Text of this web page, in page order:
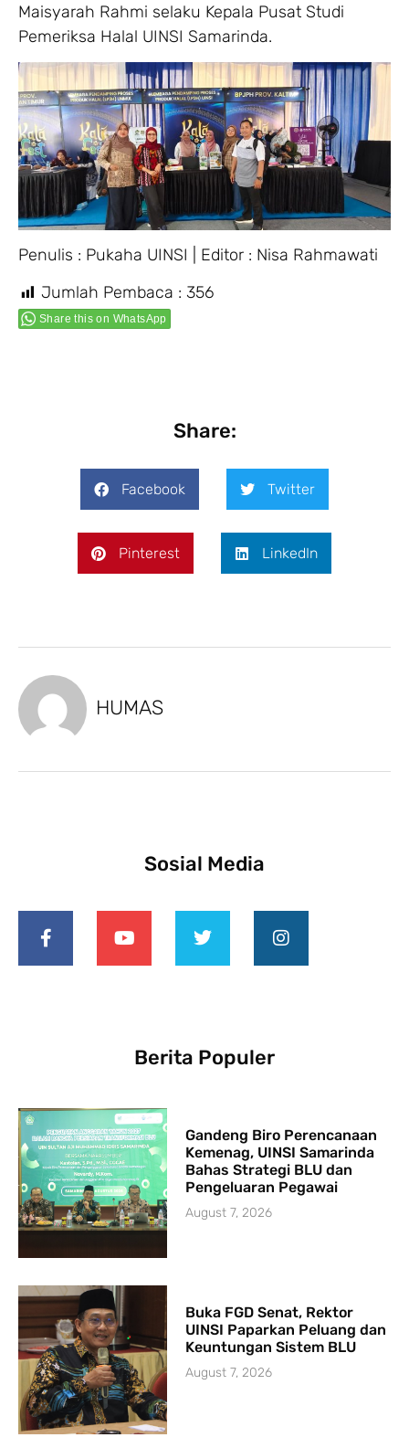
Maisyarah Rahmi selaku Kepala Pusat Studi
Pemeriksa Halal UINSI Samarinda.
Penulis : Pukaha UINSI | Editor : Nisa Rahmawati
Jumlah Pembaca : 356
Share this on WhatsApp
Share:
Facebook Twitter
Pinterest LinkedIn
HUMAS
Sosial Media
Berita Populer
Gandeng Biro Perencanaan
Kemenag, UINSI Samarinda
Bahas Strategi BLU dan
Pengeluaran Pegawai
August 7, 2026
Buka FGD Senat, Rektor
UINSI Paparkan Peluang dan
Keuntungan Sistem BLU
August 7, 2026